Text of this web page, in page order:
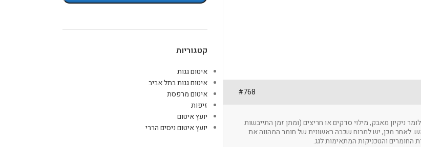
#768
ניקיון מאבק, מילוי סדקים או חריצים (ומתן זמן התייבשות
לאחר מכן, יש למרוח שכבה ראשונית של חומר המהווה את
והטכניקות המתאימות לגג.
קטגוריות
איטום גגות
איטום גגות בתל אביב
איטום מרפסת
זיפות
יועץ איטום
יועץ איטום ניסים הררי